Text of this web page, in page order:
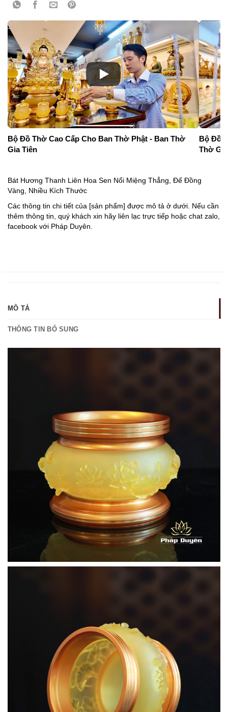
Bộ Đồ Thờ Cao Cấp Cho Ban Thờ Phật - Ban Thờ
Gia Tiên
Bộ Đồ
Thờ
Bát Hương Thanh Liên Hoa Sen Nổi Miệng Thẳng, Đế Đồng
Vàng, Nhiều Kích Thước
Các thông tin chi tiết của [sản phẩm] được mô tả ở dưới. Nếu cần
thêm thông tin, quý khách xin hãy liên lạc trực tiếp hoặc chat zalo,
facebook với Pháp Duyên.
MÔ TẢ
THÔNG TIN BỔ SUNG